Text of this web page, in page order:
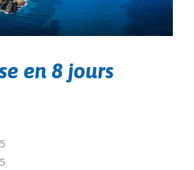
en 8 jours